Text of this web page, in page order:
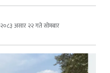
२०८३ असार २२ गते सोमबार